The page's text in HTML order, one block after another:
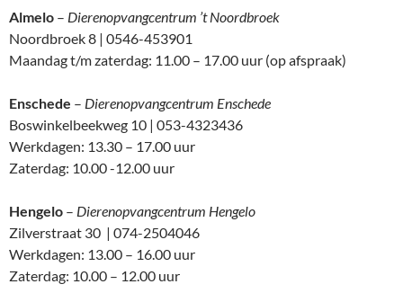
Almelo – Dierenopvangcentrum ’t Noordbroek
Noordbroek 8 | 0546-453901
Maandag t/m zaterdag: 11.00 – 17.00 uur (op afspraak)
Enschede – Dierenopvangcentrum Enschede
Boswinkelbeekweg 10 | 053-4323436
Werkdagen: 13.30 – 17.00 uur
Zaterdag: 10.00 -12.00 uur
Hengelo – Dierenopvangcentrum Hengelo
Zilverstraat 30 | 074-2504046
Werkdagen: 13.00 – 16.00 uur
Zaterdag: 10.00 – 12.00 uur